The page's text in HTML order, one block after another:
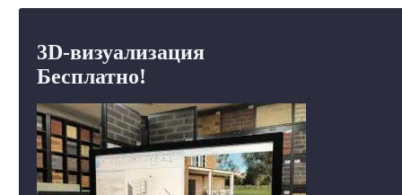
3D-визуализация
Бесплатно!